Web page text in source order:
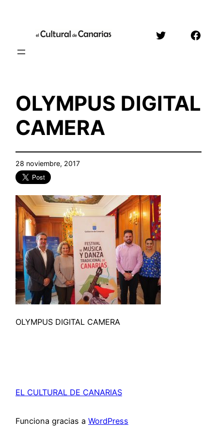
contenido
Twitter
OLYMPUS DIGITAL
CAMERA
28 noviembre, 2017
OLYMPUS DIGITAL CAMERA
EL CULTURAL DE CANARIAS
Funciona gracias a WordPress